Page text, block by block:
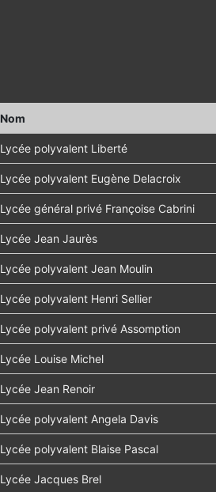
Nom
Lycée polyvalent Liberté
Lycée polyvalent Eugène Delacroix
Lycée général privé Françoise Cabrini
Lycée Jean Jaurès
Lycée polyvalent Jean Moulin
Lycée polyvalent Henri Sellier
Lycée polyvalent privé Assomption
Lycée Louise Michel
Lycée Jean Renoir
Lycée polyvalent Angela Davis
Lycée polyvalent Blaise Pascal
Lycée Jacques Brel